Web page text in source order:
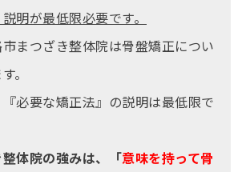
明が最低限必要です。
まつざき整体院は骨盤矯正につい
。
『必要な矯正法』の説明は最低限で
体院の強みは、「意味を持って骨